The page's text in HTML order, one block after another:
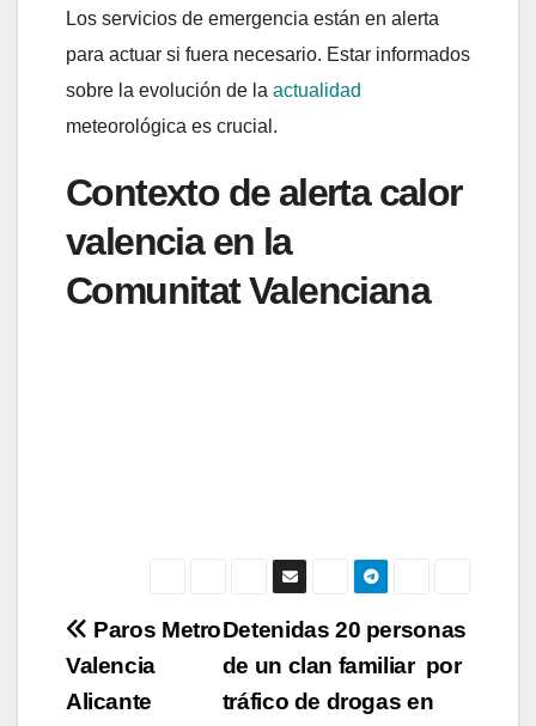
Los servicios de emergencia están en alerta
para actuar si fuera necesario. Estar informados
sobre la evolución de la actualidad
meteorológica es crucial.
Contexto de alerta calor
valencia en la
Comunitat Valenciana
Navegación
de
Detenidas 20 personas
de un clan familiar por
tráfico de drogas en
Paros Metro
Valencia
Alicante